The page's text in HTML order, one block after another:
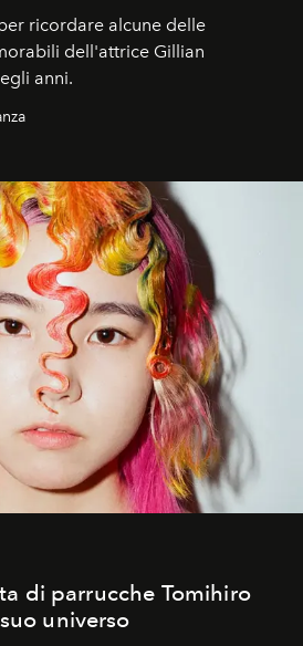
ricordare alcune delle
dell'attrice Gillian
anni.
di parrucche Tomihiro
universo